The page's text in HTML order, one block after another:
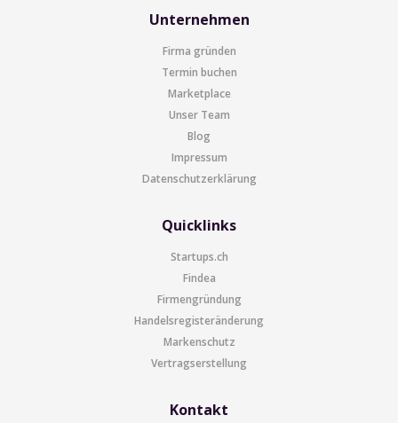
Unternehmen
Firma gründen
Termin buchen
Marketplace
Unser Team
Blog
Impressum
Datenschutzerklärung
Quicklinks
Startups.ch
Findea
Firmengründung
Handelsregisteränderung
Markenschutz
Vertragserstellung
Kontakt